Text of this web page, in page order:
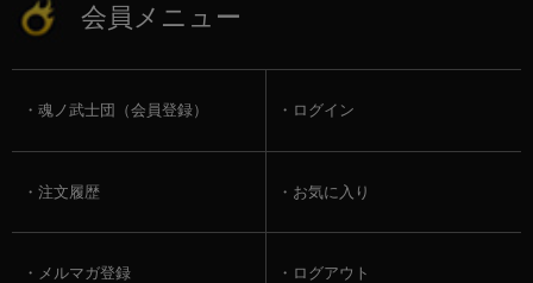
会員メニュー
魂ノ武士団（会員登録） ログイン
注文履歴 お気に入り
メルマガ登録 ログアウト